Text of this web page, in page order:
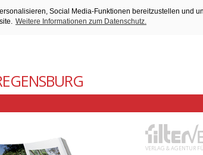
Social Media-Funktionen bereitzustellen und
Weitere Informationen zum Datenschutz.
VERLAG & AGENTUR